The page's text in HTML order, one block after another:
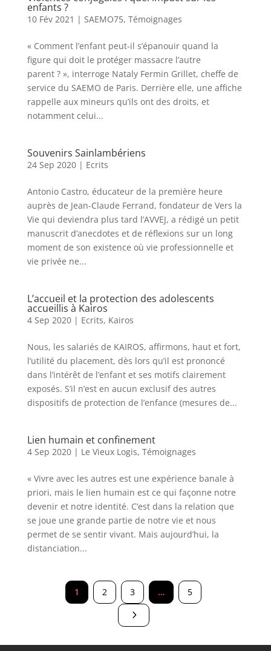
enfants ?
10 Fév 2021 | SAEMO75, Témoignages
« Comment l’enfant peut-il s’épanouir quand la
figure qui doit le protéger massacre l’autre
parent ? », interroge Nataly Fermin Grillet, cheffe de
service du SAEMO de Paris. Derrière elle, une affiche
rappelle aux mineurs qu’ils ont des droits, et
notamment celui...
Souvenirs Sainlambériens
24 Sep 2020| Ecrits
Antonio Castro, éducateur de la première heure
auprès de Jean-Claude Ferrand, fondateur de Vers la
Vie qui deviendra plus tard l’AVVEJ, a rédigé un petit
manuscrit d’anecdotes et de réflexions sur un long
moment de son existence où vie professionnelle et
vie privée ne...
L’accueil et la protection des adolescents
accueillis à Kairos
4 Sep 2020| Ecrits, Kairos
Nous, les salariés de KAIROS, affirmons, haut et fort,
l’utilité du placement, dès lors qu’il est prononcé
dans l’intérêt de l’enfant et ses motifs clairement
exposés. S’il n’est en aucun exclusif des autres
dispositifs de protection de l’enfance (mesures de...
Lien humain et confinement
4 Sep 2020| Le Vieux Logis, Témoignages
« Vivre avec les autres est une expérience banale à
priori, mais le lien humain est ce qui façonne notre
devenir et notre identité. C’est dans la relation que
se joue une grande partie de notre vie et nous
permet de se sentir vivant. Mais aujourd’hui, la
distanciation...
1 2 3 … 5
5